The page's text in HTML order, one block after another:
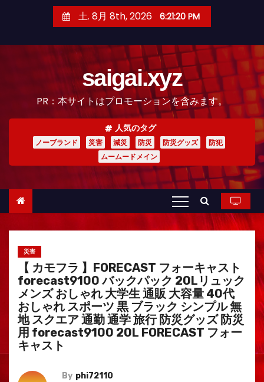
土. 8月 8th, 2026 6:21:22 PM
saigai.xyz
PR：本サイトはプロモーションを含みます。
人気のタグ
ノーブランド 災害 減災 防災 防災グッズ
防犯
ムームードメイン
災害
【 カモフラ 】FORECAST フォーキャスト
forecast9100 バックパック 20Lリュック
メンズ おしゃれ 大学生 通販 大容量 40代
おしゃれ スポーツ 黒 ブラック シンプル 無
地 スクエア 通勤 通学 旅行 防災グッズ 防災
用 forecast9100 20L FORECAST フォー
キャスト
By phi72110